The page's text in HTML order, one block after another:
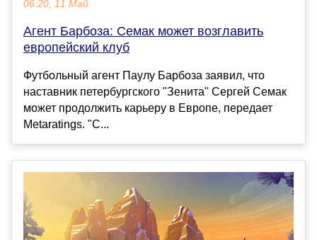
06:20, 11 Май
Агент Барбоза: Семак может возглавить
европейский клуб
Футбольный агент Паулу Барбоза заявил, что
наставник петербургского "Зенита" Сергей Семак
может продолжить карьеру в Европе, передает
Metaratings. "С...